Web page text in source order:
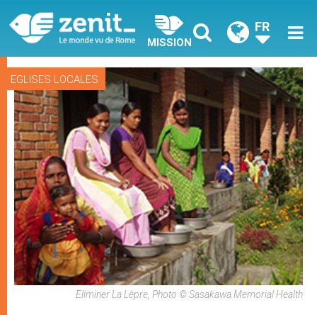
MISSION
FR
EGLISES LOCALES
Eliminer La Lèpre, Photo © Sasakawa Memorial Health